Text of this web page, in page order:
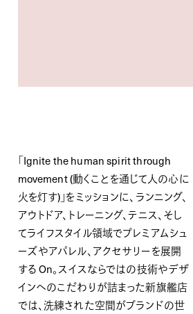
「Ignite the human spirit through
movement (動くことを通じて人の心に
火を灯す)」をミッションに、ランニング、
アウトドア、トレーニング、テニス、そし
てライフスタイル領域でプレミアムシュ
ーズやアパレル、アクセサリーを展開
する On。スイスならではの技術やデザ
インへのこだわりが詰まった新旗艦店
では、洗練された空間がブランドの世